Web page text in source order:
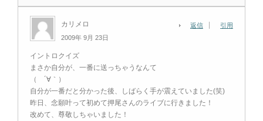
カリメロ
2009年 9月 23日
返信 引用
イントロクイズ
まさか自分が、一番に送っちゃうなんて
（ ´∀｀）
自分が一番だと分かった後、しばらく手が震えていました(笑)
昨日、念願叶って初めて押尾さんのライブに行きました！
改めて、尊敬しちゃいました！